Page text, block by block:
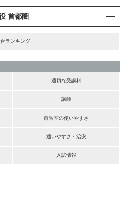
首都圏
ランキング
適切な受講料
講師
自習室の使いやすさ
通いやすさ・治安
入試情報